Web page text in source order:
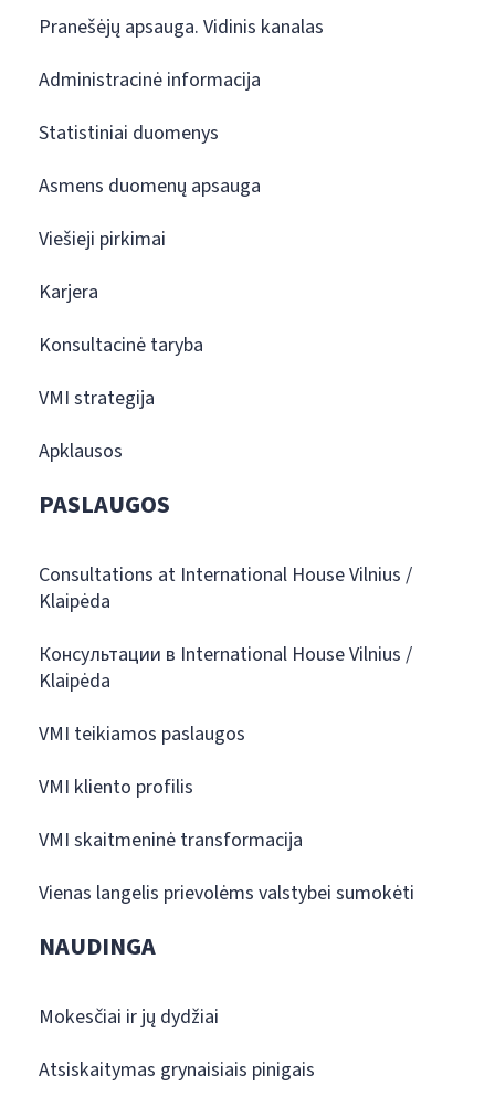
Pranešėjų apsauga. Vidinis kanalas
Administracinė informacija
Statistiniai duomenys
Asmens duomenų apsauga
Viešieji pirkimai
Karjera
Konsultacinė taryba
VMI strategija
Apklausos
PASLAUGOS
Consultations at International House Vilnius /
Klaipėda
Консультации в International House Vilnius /
Klaipėda
VMI teikiamos paslaugos
VMI kliento profilis
VMI skaitmeninė transformacija
Vienas langelis prievolėms valstybei sumokėti
NAUDINGA
Mokesčiai ir jų dydžiai
Atsiskaitymas grynaisiais pinigais